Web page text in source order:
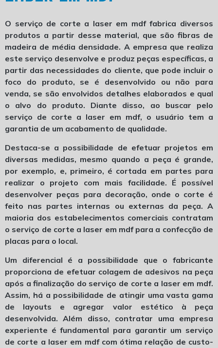
O serviço de corte a laser em mdffabrica diversos
produtos a partir desse material, que são fibras de
madeira de média densidade. A empresa que realiza
este serviço desenvolve e produz peças específicas, a
partir das necessidades do cliente, que pode incluir o
foco do produto, se é desenvolvido ou não para
venda, se são envolvidos detalhes elaborados e qual
o alvo do produto. Diante disso, ao buscar pelo
serviço de corte a laser em mdf, o usuário tem a
garantia de um acabamento de qualidade.
Destaca-se a possibilidade de efetuar projetos em
diversas medidas, mesmo quando a peça é grande,
por exemplo, e, primeiro, é cortada em partes para
realizar o projeto com mais facilidade. É possível
desenvolver peças para decoração, onde o corte é
feito nas partes internas ou externas da peça. A
maioria dos estabelecimentos comerciais contratam
o serviço de corte a laser em mdfpara a confecção de
placas para o local.
Um diferencial é a possibilidade que o fabricante
proporciona de efetuar colagem de adesivos na peça
após a finalização do serviço de corte a laser em mdf.
Assim, há a possibilidade de atingir uma vasta gama
de layouts e agregar valor estético à peça
desenvolvida. Além disso, contratar uma empresa
experiente é fundamental para garantir um serviço
de corte a laser em mdfcom ótima relação de custo-